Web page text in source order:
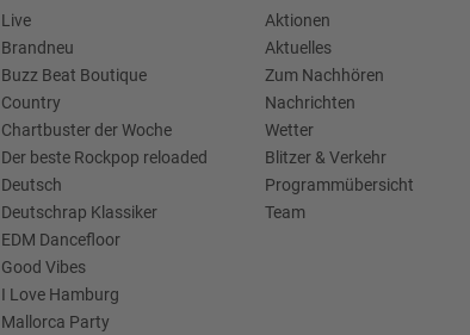
Live
Brandneu
Buzz Beat Boutique
Country
Chartbuster der Woche
Der beste Rockpop reloaded
Deutsch
Deutschrap Klassiker
EDM Dancefloor
Good Vibes
I Love Hamburg
Mallorca Party
Aktionen
Aktuelles
Zum Nachhören
Nachrichten
Wetter
Blitzer & Verkehr
Programmübersicht
Team